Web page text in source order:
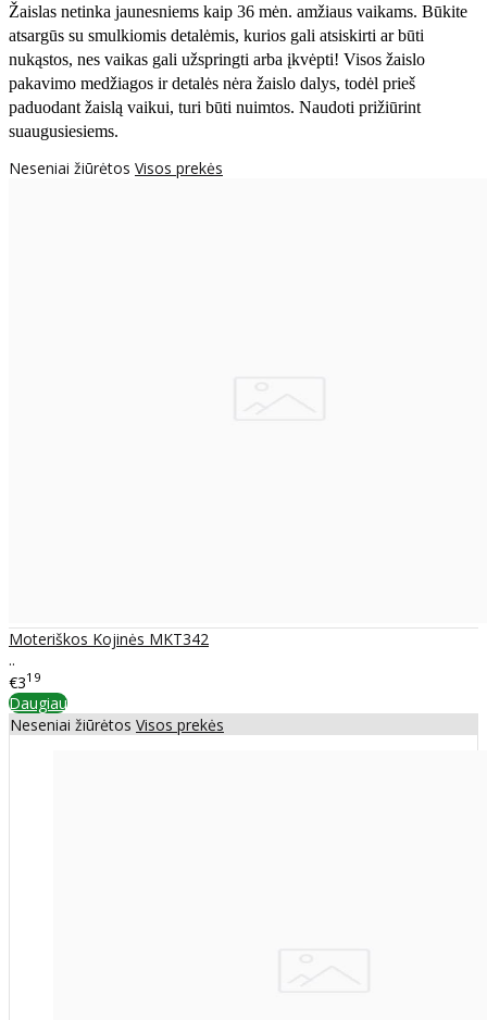
Žaislas netinka jaunesniems kaip 36 mėn. amžiaus vaikams. Būkite
atsargūs su smulkiomis detalėmis, kurios gali atsiskirti ar būti
nukąstos, nes vaikas gali užspringti arba įkvėpti! Visos žaislо
pakavimo medžiagos ir detalės nėra žaislo dalys, todėl prieš
paduodant žaislą vaikui, turi būti nuimtos. Naudoti prižiūrint
suaugusiesiems.
Neseniai žiūrėtos Visos prekės
Moteriškos Kojinės MKT342
..
€319
Daugiau
Neseniai žiūrėtos Visos prekės